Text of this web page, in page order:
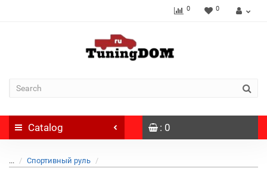
0 0
Catalog : 0
... Спортивный руль